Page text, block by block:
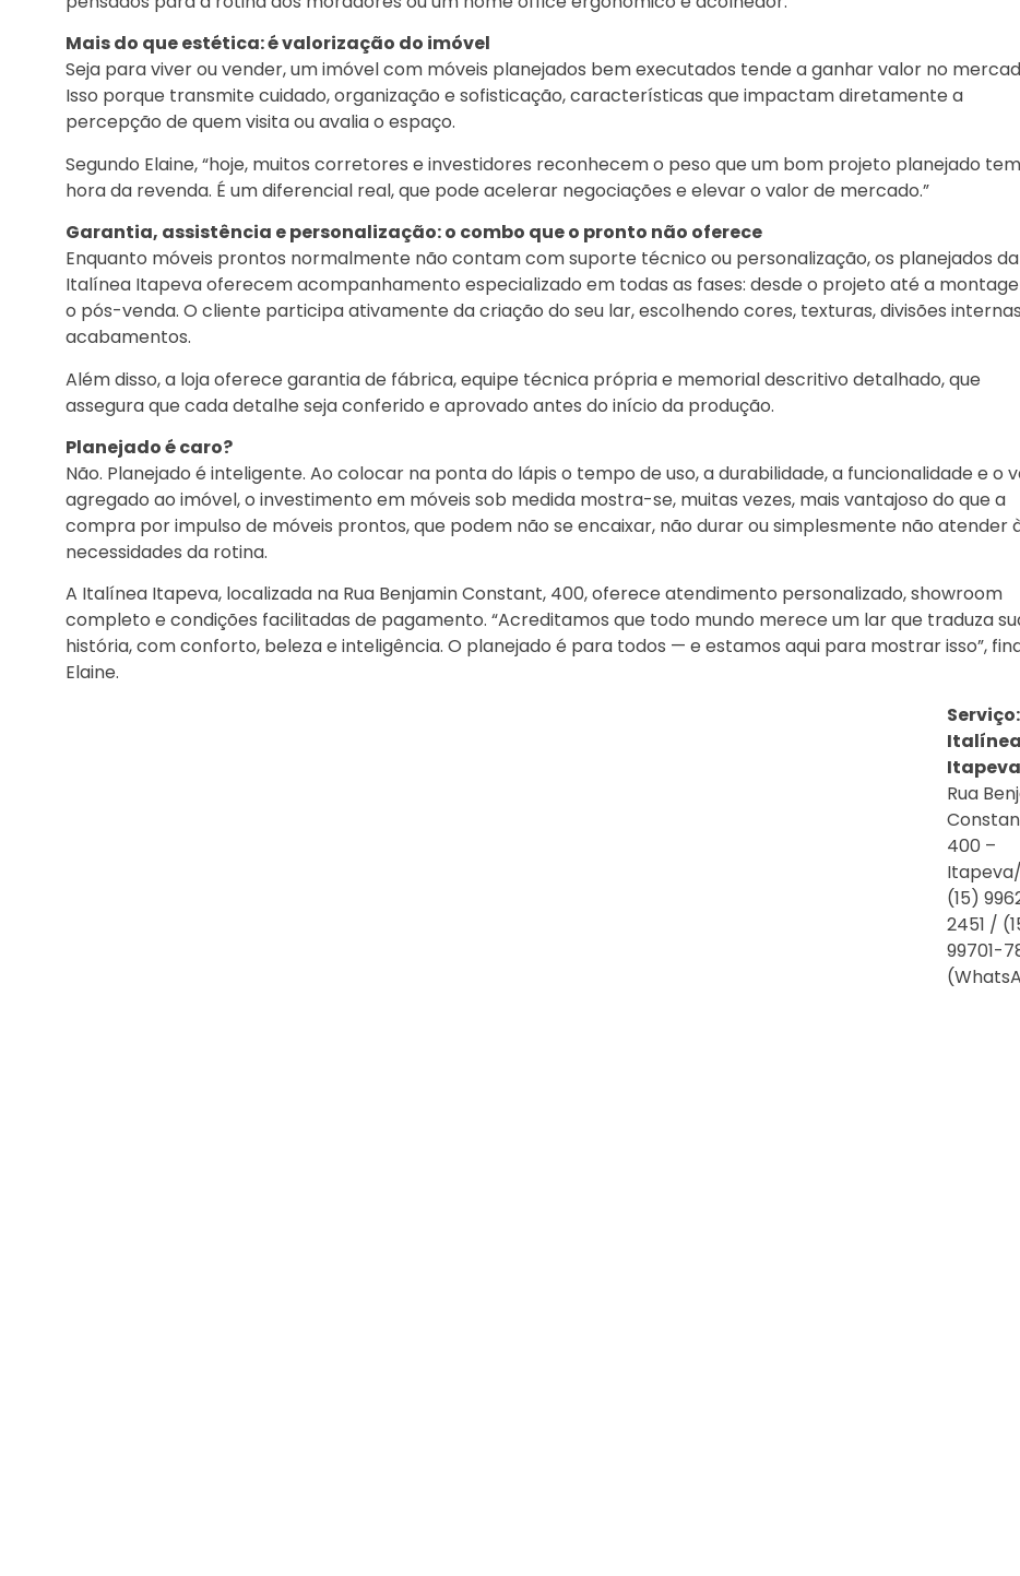
Mais do que estética: é valorização do imóvel
Seja para viver ou vender, um imóvel com móveis planejados bem executados tende a ganhar valor no
Isso porque transmite cuidado, organização e sofisticação, características que impactam diretamente a
percepção de quem visita ou avalia o espaço.
Segundo Elaine, “hoje, muitos corretores e investidores reconhecem o peso que um bom projeto planejado
hora da revenda. É um diferencial real, que pode acelerar negociações e elevar o valor de mercado.”
Garantia, assistência e personalização: o combo que o pronto não oferece
Enquanto móveis prontos normalmente não contam com suporte técnico ou personalização, os planejados da
Italínea Itapeva oferecem acompanhamento especializado em todas as fases: desde o projeto até a
o pós-venda. O cliente participa ativamente da criação do seu lar, escolhendo cores, texturas, divisões
acabamentos.
Além disso, a loja oferece garantia de fábrica, equipe técnica própria e memorial descritivo detalhado, que
assegura que cada detalhe seja conferido e aprovado antes do início da produção.
Planejado é caro?
Não. Planejado é inteligente. Ao colocar na ponta do lápis o tempo de uso, a durabilidade, a funcionalidade e o
agregado ao imóvel, o investimento em móveis sob medida mostra-se, muitas vezes, mais vantajoso do que a
compra por impulso de móveis prontos, que podem não se encaixar, não durar ou simplesmente não atender
necessidades da rotina.
A Italínea Itapeva, localizada na Rua Benjamin Constant, 400, oferece atendimento personalizado, showroom
completo e condições facilitadas de pagamento. “Acreditamos que todo mundo merece um lar que traduza
história, com conforto, beleza e inteligência. O planejado é para todos — e estamos aqui para mostrar isso”,
Elaine.
Serviço:
Italínea
Itapeva
Rua
400 –
(15)
2451 /
99701-